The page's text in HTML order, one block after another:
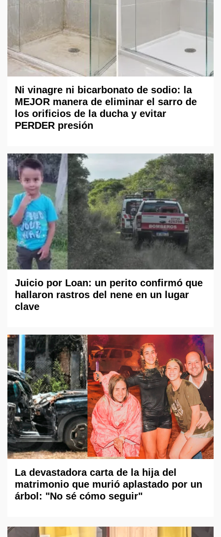
Ni vinagre ni bicarbonato de sodio: la
MEJOR manera de eliminar el sarro de
los orificios de la ducha y evitar
PERDER presión
Juicio por Loan: un perito confirmó que
hallaron rastros del nene en un lugar
clave
La devastadora carta de la hija del
matrimonio que murió aplastado por un
árbol: "No sé cómo seguir"